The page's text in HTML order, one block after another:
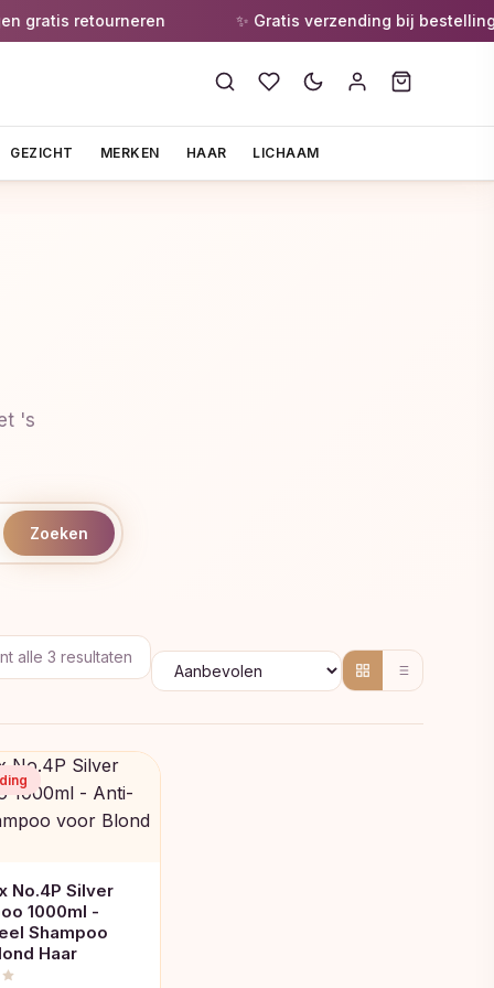
retourneren ✨ Gratis verzending bij bestellingen
GEZICHT MERKEN HAAR LICHAAM
's
Zoeken
alle 3 resultaten Gesorteerd
op
No.4P Silver
1000ml -
Shampoo
Haar